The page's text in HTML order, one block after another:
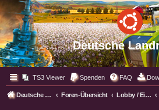
Deutsche
TS3 Viewer Spenden FAQ
Deutsche Landratten Foren-Übersicht Lobby / Eingangsbereich